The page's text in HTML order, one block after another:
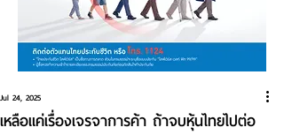
เหลือแค่เรื่องเจรจาการค้า ถ้าจบหุ้นไทยไปต่อ
Jul 24, 2025